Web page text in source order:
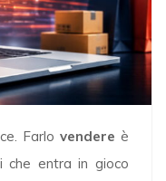
Farlo vendere è
che entra in gioco